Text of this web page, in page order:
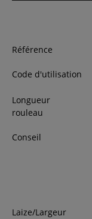
Référence
Code d'utilisation
Longueur
rouleau
Conseil
Laize/Largeur